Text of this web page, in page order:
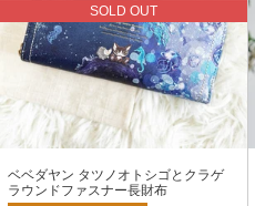
SOLD OUT
ベベダヤン タツノオトシゴとクラゲ
ラウンドファスナー長財布